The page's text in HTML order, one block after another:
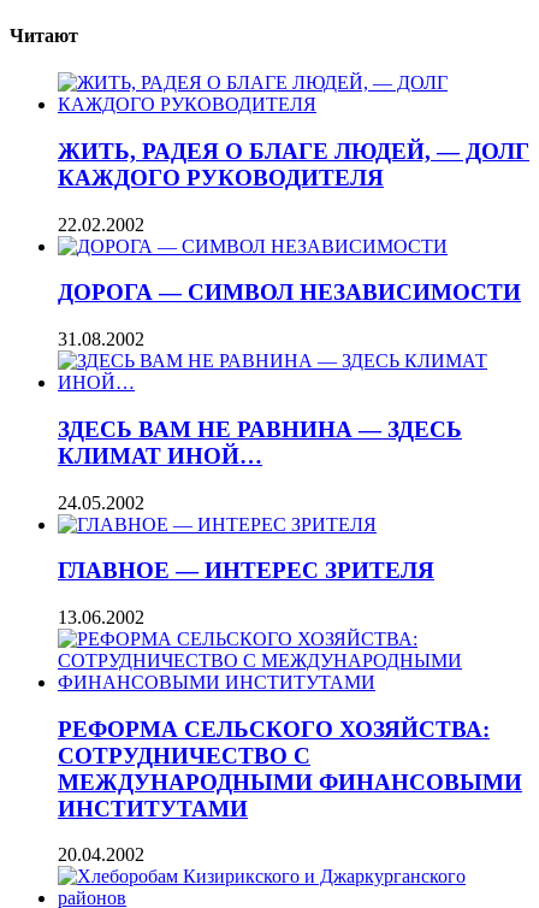
Читают
ЖИТЬ, РАДЕЯ О БЛАГЕ ЛЮДЕЙ, — ДОЛГ
КАЖДОГО РУКОВОДИТЕЛЯ
22.02.2002
ДОРОГА — СИМВОЛ НЕЗАВИСИМОСТИ
31.08.2002
ЗДЕСЬ ВАМ НЕ РАВНИНА — ЗДЕСЬ
КЛИМАТ ИНОЙ…
24.05.2002
ГЛАВНОЕ — ИНТЕРЕС ЗРИТЕЛЯ
13.06.2002
РЕФОРМА СЕЛЬСКОГО ХОЗЯЙСТВА:
СОТРУДНИЧЕСТВО С
МЕЖДУНАРОДНЫМИ ФИНАНСОВЫМИ
ИНСТИТУТАМИ
20.04.2002